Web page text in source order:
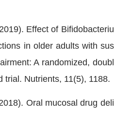
Effect of Bifidobacteriu
in older adults with sus
A randomized, doubl
trial. Nutrients, 11(5), 1188.
Oral mucosal drug deli